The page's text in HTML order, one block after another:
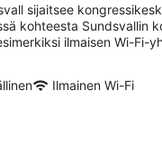
sijaitsee
kohteesta Sundsvallin
ilmaisen Wi-Fi-
Ilmainen Wi-Fi